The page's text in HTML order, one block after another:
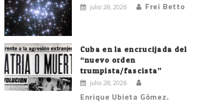
julio 28, 2026 Frei Betto
Cuba en la encrucijada del
“nuevo orden
trumpista/fascista”
julio 28, 2026
Enrique Ubieta Gómez.